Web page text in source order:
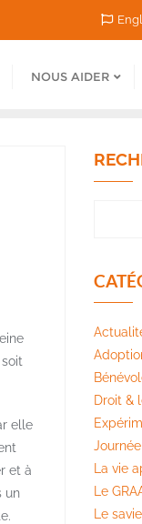
NOUS AIDER
elle
et à
un
Droit &
La vie
Le
Le